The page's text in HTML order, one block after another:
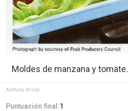
Moldes de manzana y tomate.
Anthony Wisler
Puntuación final:1